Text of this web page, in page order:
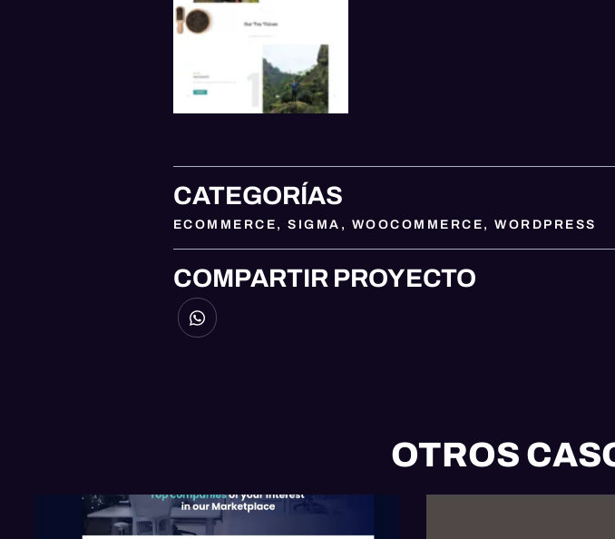
CATEGORÍAS
ECOMMERCE , SIGMA , WOOCOMMERCE , WORDPRESS
COMPARTIR PROYECTO
OTROS
EMAIL HUBSPOT